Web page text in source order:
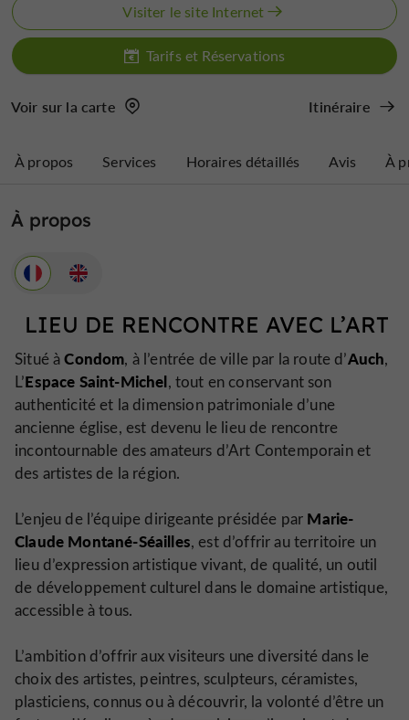
Visiter le site Internet
Tarifs et Réservations
Voir sur la carte Itinéraire
À propos Services Horaires détaillés Avis À
À propos
LIEU DE RENCONTRE AVEC L’ART
Situé àCondom, à l’entrée de ville par la route d’Auch,
L’Espace Saint-Michel, tout en conservant son
authenticité et la dimension patrimoniale d’une
ancienne église, est devenu le lieu de rencontre
incontournable des amateurs d’Art Contemporain et
des artistes de la région.
L’enjeu de l’équipe dirigeante présidée par Marie-
Claude Montané-Séailles, est d’offrir au territoire un
lieu d’expression artistique vivant, de qualité, un outil
de développement culturel dans le domaine artistique,
accessible à tous.
L’ambition d’offrir aux visiteurs une diversité dans le
choix des artistes, peintres, sculpteurs, céramistes,
plasticiens, connus ou à découvrir, la volonté d’être un